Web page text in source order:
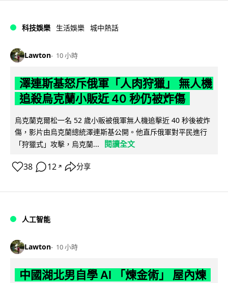
科技娛樂 生活娛樂 城中熱話
Lawton 10 小時
澤連斯基怒斥俄軍「人肉狩獵」 無人機
追殺烏克蘭小販近 40 秒仍被炸傷
烏克蘭克爾松一名 52 歲小販被俄軍無人機追擊近 40 秒後被炸
傷，影片由烏克蘭總統澤連斯基公開。他直斥俄軍對平民進行
「狩獵式」攻擊，烏克蘭...
閱讀全文
38 12 ↗ 分享
人工智能
Lawton 10 小時
中國湖北男自學 AI 「煉金術」 屋內煉